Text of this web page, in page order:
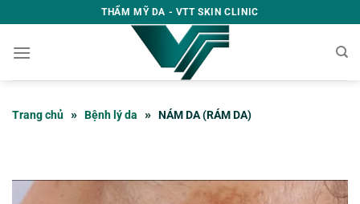
to
content
THẨM MỸ DA - VTT SKIN CLINIC
Trang chủ » Bệnh lý da » NÁM DA (RÁM DA)